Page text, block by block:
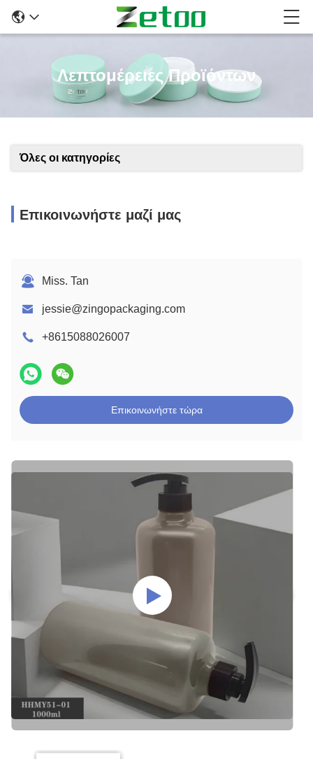
Λεπτομέρειες Προϊόντων
Όλες οι κατηγορίες
Επικοινωνήστε μαζί μας
Miss. Tan
jessie@zingopackaging.com
+8615088026007
Επικοινωνήστε τώρα